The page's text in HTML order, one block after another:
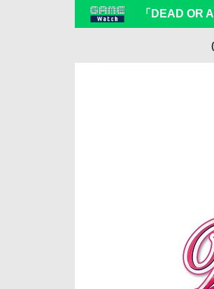
「DEAD OR